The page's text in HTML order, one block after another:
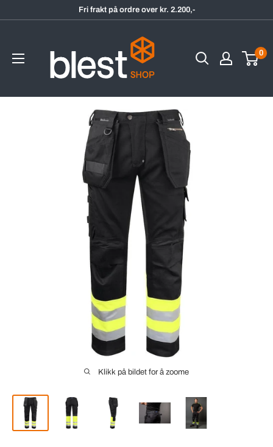
Fri frakt på ordre over kr. 2.200,-
0
Klikk på bildet for å zoome